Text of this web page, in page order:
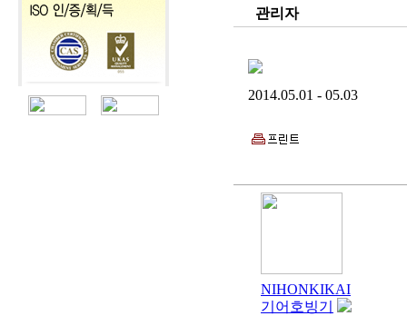
관리자
2014.05.01 - 05.03
NIHONKIKAI
기어호빙기